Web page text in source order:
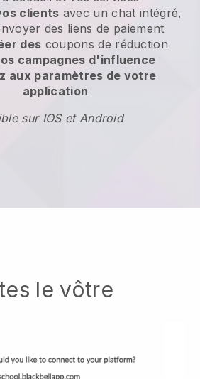
clients avec un chat intégré,
des liens de paiement
des coupons de réduction
campagnes d'influence
aux paramètres de votre
application
sur IOS et Android
le vôtre